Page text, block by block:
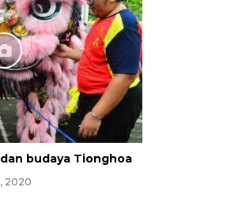
budaya Tionghoa
2020